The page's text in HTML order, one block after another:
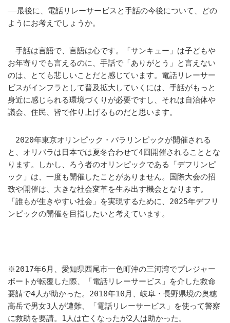
――最後に、電話リレーサービスと手話の今後について、どの
ようにお考えでしょうか。
手話は言語で、言語は心です。「サンキュー」は子どもや
お年寄りでも言えるのに、手話で「ありがとう」と言えない
のは、とても悲しいことだと感じています。電話リレーサー
ビスがインフラとして普及拡大していくには、手話がもっと
身近に感じられる環境づくりが必要ですし、それは自治体や
議会、住民、皆で作り上げるものだと思います。
2020年東京オリンピック・パラリンピックが開催される
と、オリパラは日本では夏冬合わせて4回開催されることとな
ります。しかし、ろう者のオリンピックである「デフリンピ
ック」は、一度も開催したことがありません。国際大会の招
致や開催は、大きな社会変革を生み出す機会となります。
「誰もが生きやすい社会」を実現するために、2025年デフリ
ンピックの開催を目指したいと考えています。
※2017年6月、愛知県西尾市一色町沖の三河湾でプレジャー
ボートが転覆した際、「電話リレーサービス」を介した救命
要請で4人が助かった。2018年10月、岐阜・長野県境の奥穂
高岳で男女3人が遭難、「電話リレーサービス」を使って警察
に救助を要請。1人は亡くなったが2人は助かった。